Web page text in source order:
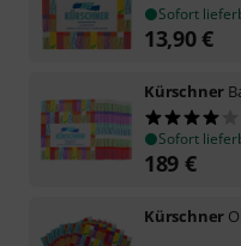
Sofort
13,90€
Kürschner
Sofort
189 €
Kürschner